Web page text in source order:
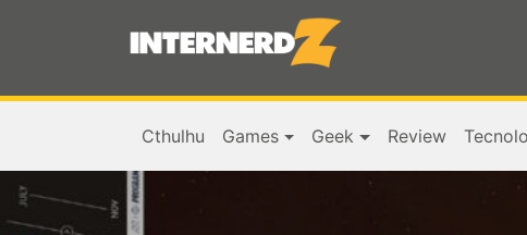
Cthulhu Games Geek Review